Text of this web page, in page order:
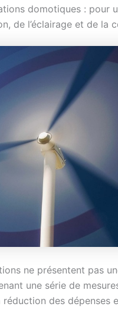
domotiques : pour
de l’éclairage et de la
ne présentent pas
une série de
des dépenses